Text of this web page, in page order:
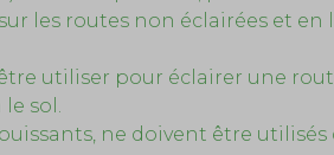
les routes non éclairées et en
utiliser pour éclairer une
sol.
ne doivent être